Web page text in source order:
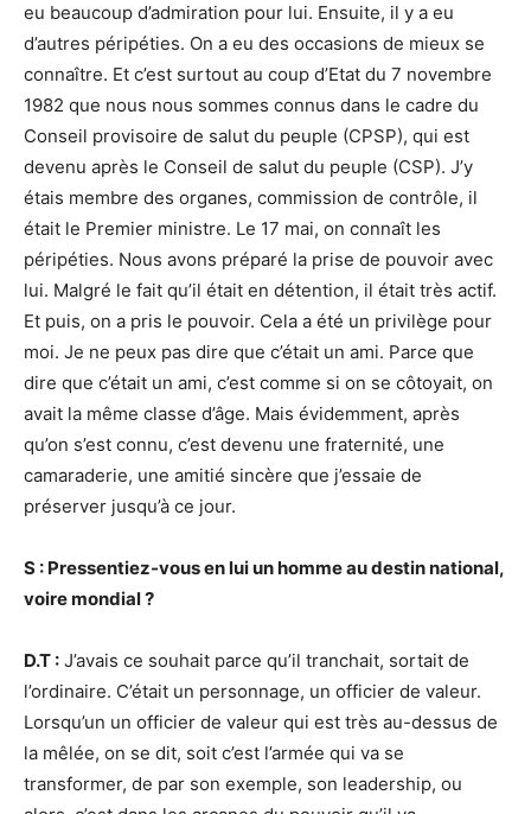
eu beaucoup d’admiration pour lui. Ensuite, il y a eu
d’autres péripéties. On a eu des occasions de mieux se
connaître. Et c’est surtout au coup d’Etat du 7 novembre
1982 que nous nous sommes connus dans le cadre du
Conseil provisoire de salut du peuple (CPSP), qui est
devenu après le Conseil de salut du peuple (CSP). J’y
étais membre des organes, commission de contrôle, il
était le Premier ministre. Le 17 mai, on connaît les
péripéties. Nous avons préparé la prise de pouvoir avec
lui. Malgré le fait qu’il était en détention, il était très actif.
Et puis, on a pris le pouvoir. Cela a été un privilège pour
moi. Je ne peux pas dire que c’était un ami. Parce que
dire que c’était un ami, c’est comme si on se côtoyait, on
avait la même classe d’âge. Mais évidemment, après
qu’on s’est connu, c’est devenu une fraternité, une
camaraderie, une amitié sincère que j’essaie de
préserver jusqu’à ce jour.
S : Pressentiez-vous en lui un homme au destin national,
voire mondial ?
D.T : J’avais ce souhait parce qu’il tranchait, sortait de
l’ordinaire. C’était un personnage, un officier de valeur.
Lorsqu’un un officier de valeur qui est très au-dessus de
la mêlée, on se dit, soit c’est l’armée qui va se
transformer, de par son exemple, son leadership, ou